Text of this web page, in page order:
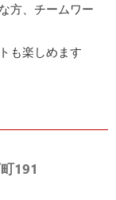
方、チームワー
も楽しめます
191